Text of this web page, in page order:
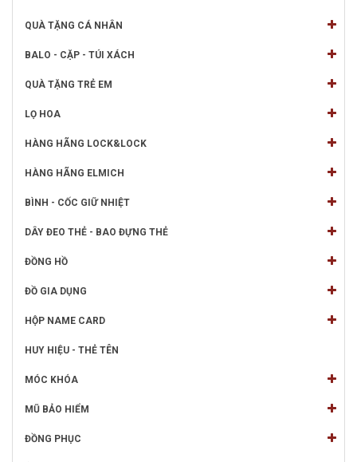
QUÀ TẶNG CÁ NHÂN
BALO - CẶP - TÚI XÁCH
QUÀ TẶNG TRẺ EM
LỌ HOA
HÀNG HÃNG LOCK&LOCK
HÀNG HÃNG ELMICH
BÌNH - CỐC GIỮ NHIỆT
DÂY ĐEO THẺ - BAO ĐỰNG THẺ
ĐỒNG HỒ
ĐỒ GIA DỤNG
HỘP NAME CARD
HUY HIỆU - THẺ TÊN
MÓC KHÓA
MŨ BẢO HIỂM
ĐỒNG PHỤC